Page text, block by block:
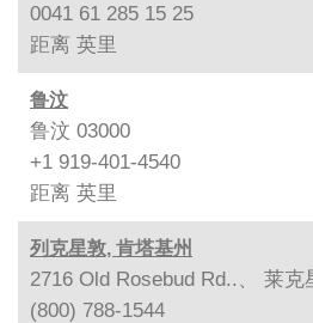
0041 61 285 15 25
距离 英里
鲁汶
鲁汶 03000
+1 919-401-4540
距离 英里
列克星敦, 肯塔基州
2716 Old Rosebud Rd..、 莱
(800) 788-1544